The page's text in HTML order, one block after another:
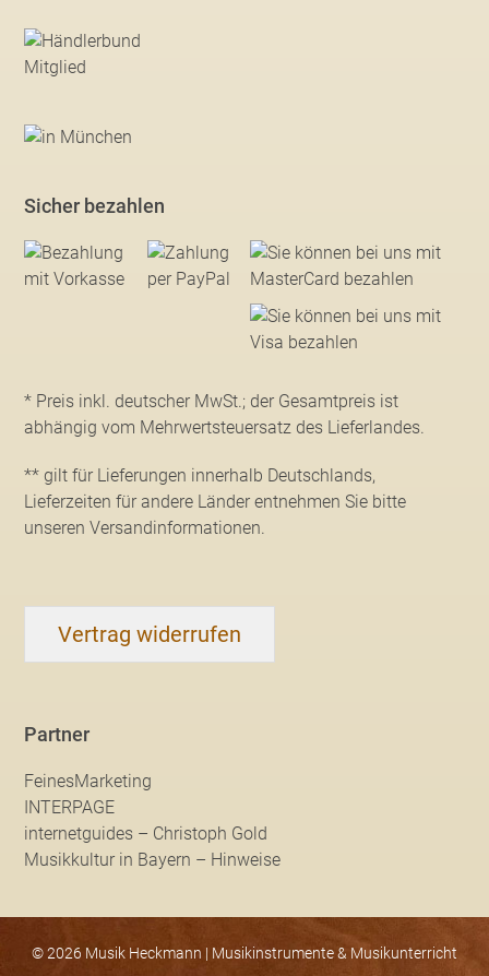
Sicher bezahlen
* Preis inkl. deutscher MwSt.; der Gesamtpreis ist
abhängig vom Mehrwertsteuersatz des Lieferlandes.
** gilt für Lieferungen innerhalb Deutschlands,
Lieferzeiten für andere Länder entnehmen Sie bitte
unseren Versandinformationen.
Vertrag widerrufen
Partner
FeinesMarketing
INTERPAGE
internetguides – Christoph Gold
Musikkultur in Bayern – Hinweise
© 2026 Musik Heckmann | Musikinstrumente & Musikunterricht